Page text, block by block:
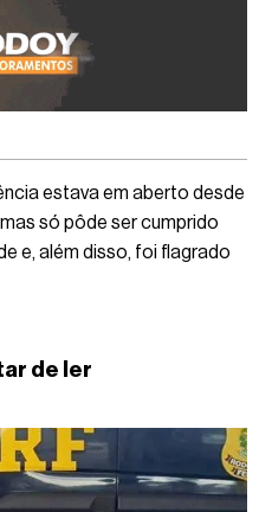
estava em aberto desde
só pôde ser cumprido
e, além disso, foi flagrado
de ler